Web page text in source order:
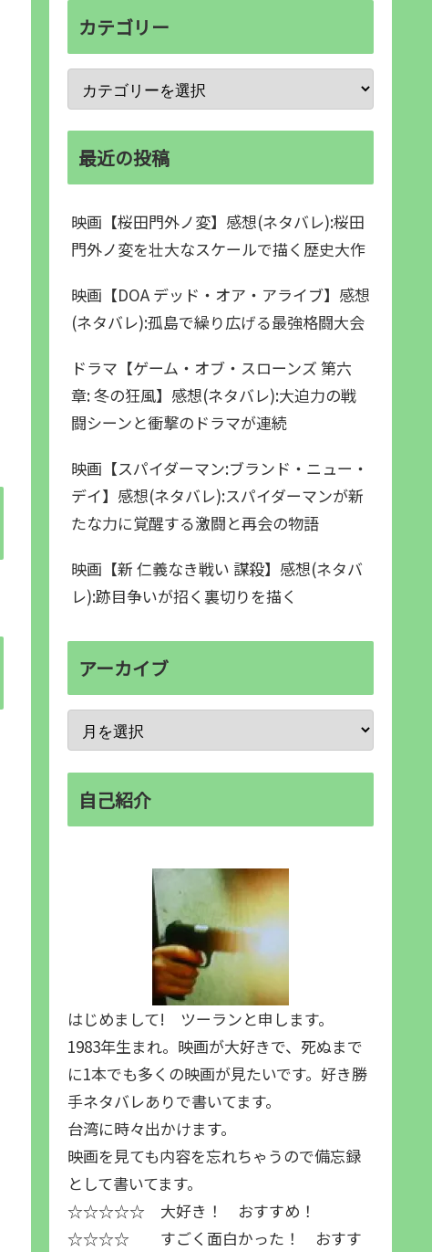
カテゴリー
最近の投稿
映画【桜田門外ノ変】感想(ネタバレ):桜田
門外ノ変を壮大なスケールで描く歴史大作
映画【DOA デッド・オア・アライブ】感想
(ネタバレ):孤島で繰り広げる最強格闘大会
ドラマ【ゲーム・オブ・スローンズ 第六
章: 冬の狂風】感想(ネタバレ):大迫力の戦
闘シーンと衝撃のドラマが連続
映画【スパイダーマン:ブランド・ニュー・
デイ】感想(ネタバレ):スパイダーマンが新
たな力に覚醒する激闘と再会の物語
映画【新 仁義なき戦い 謀殺】感想(ネタバ
レ):跡目争いが招く裏切りを描く
アーカイブ
自己紹介
はじめまして! ツーランと申します。
1983年生まれ。映画が大好きで、死ぬまで
に1本でも多くの映画が見たいです。好き勝
手ネタバレありで書いてます。
台湾に時々出かけます。
映画を見ても内容を忘れちゃうので備忘録
として書いてます。
☆☆☆☆☆ 大好き！ おすすめ！
☆☆☆☆ すごく面白かった！ おすす